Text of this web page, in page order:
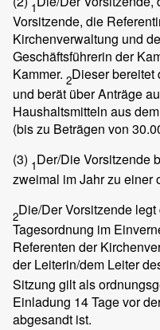
1
Vorsitzende, die
Kirchenverwaltung und
Geschäftsführerin der
Kammer. 2Dieser bereitet
und berät über Anträge
Haushaltsmitteln aus
(bis zu Beträgen von
(3) 1Der/Die Vorsitzende
zweimal im Jahr zu einer
2Die/Der Vorsitzende
Tagesordnung im
Referenten der
der Leiterin/dem Leiter
Sitzung gilt als
Einladung 14 Tage vor
abgesandt ist.